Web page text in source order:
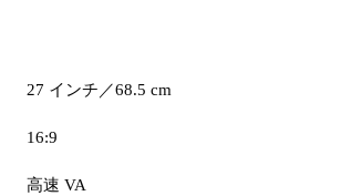
27 インチ／68.5 cm
16:9
高速 VA